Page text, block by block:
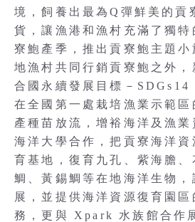
境，飼養出最為Q彈鮮美的貢
貨，讓漁港和漁村充滿了獨特
寮鮑產季，推出貢寮鮑主題小
地漁村共同行銷貢寮鮑之外，
合國永續發展目標－SDGs14
在全國第一處栽培漁業示範區
產種苗放流，增裕海洋及漁
海洋大學合作，把貢寮海洋資
育基地，復育九孔、紫海膽、
鯛、黃錫鯛等在地海洋生物，
展，並提供海洋資源復育園區
務，更與 Xpark 水族館合作